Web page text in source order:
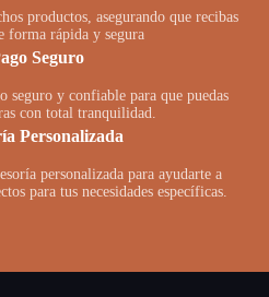
productos, asegurando que recibas
forma rápida y segura
Seguro
seguro y confiable para que puedas
con total tranquilidad.
Personalizada
personalizada para ayudarte a
para tus necesidades específicas.